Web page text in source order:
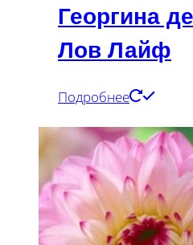
Георгина
Лов Лайф
Подробнее